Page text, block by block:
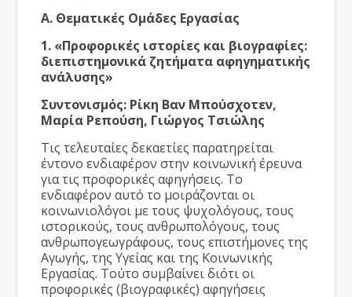
Α. Θεματικές Ομάδες Εργασίας
1. «Προφορικές ιστορίες και βιογραφίες:
διεπιστημονικά ζητήματα αφηγηματικής
ανάλυσης»
Συντονισμός: Ρίκη Βαν Μπούσχοτεν,
Μαρία Ρεπούση, Γιώργος Τσιώλης
Τις τελευταίες δεκαετίες παρατηρείται
έντονο ενδιαφέρον στην κοινωνική έρευνα
για τις προφορικές αφηγήσεις. Το
ενδιαφέρον αυτό το μοιράζονται οι
κοινωνιολόγοι με τους ψυχολόγους, τους
ιστορικούς, τους ανθρωπολόγους, τους
ανθρωπογεωγράφους, τους επιστήμονες της
Αγωγής, της Υγείας και της Κοινωνικής
Εργασίας. Τούτο συμβαίνει διότι οι
προφορικές (βιογραφικές) αφηγήσεις